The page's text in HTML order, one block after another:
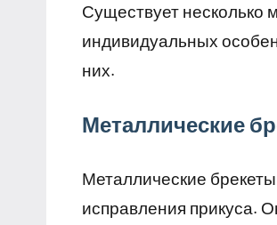
Существует несколько
индивидуальных
них.
Металлические
Металлические
исправления прикуса.